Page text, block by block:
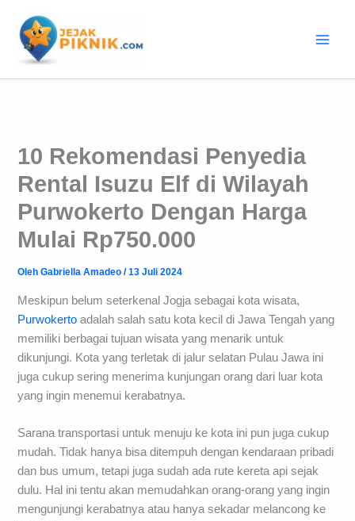
konten
10 Rekomendasi Penyedia
Rental Isuzu Elf di Wilayah
Purwokerto Dengan Harga
Mulai Rp750.000
OlehGabriella Amadeo/13 Juli 2024
Meskipun belum seterkenal Jogja sebagai kota wisata,
Purwokerto adalah salah satu kota kecil di Jawa Tengah yang
memiliki berbagai tujuan wisata yang menarik untuk
dikunjungi. Kota yang terletak di jalur selatan Pulau Jawa ini
juga cukup sering menerima kunjungan orang dari luar kota
yang ingin menemui kerabatnya.
Sarana transportasi untuk menuju ke kota ini pun juga cukup
mudah. Tidak hanya bisa ditempuh dengan kendaraan pribadi
dan bus umum, tetapi juga sudah ada rute kereta api sejak
dulu. Hal ini tentu akan memudahkan orang-orang yang ingin
mengunjungi kerabatnya atau hanya sekadar melancong ke